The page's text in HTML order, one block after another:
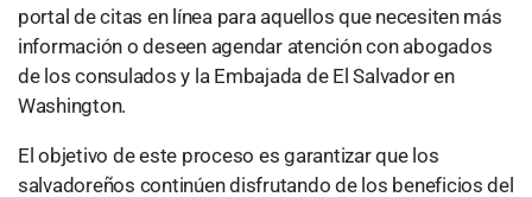
portal de citas en línea para aquellos que necesiten más
información o deseen agendar atención con abogados
de los consulados y la Embajada de El Salvador en
Washington.
El objetivo de este proceso es garantizar que los
salvadoreños continúen disfrutando de los beneficios del